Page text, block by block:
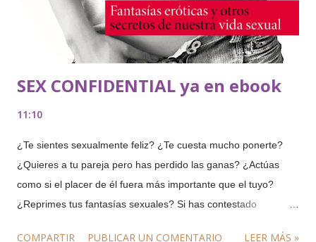
como de los hombres. No es de extrañar, puesto que vivimos
en un país con clima mediterráneo y muc...
SEX CONFIDENTIAL ya en ebook
11:10
¿Te sientes sexualmente feliz? ¿Te cuesta mucho ponerte?
¿Quieres a tu pareja pero has perdido las ganas? ¿Actúas
como si el placer de él fuera más importante que el tuyo?
¿Reprimes tus fantasías sexuales? Si has contestado
COMPARTIR PUBLICAR UN COMENTARIO LEER MÁS »